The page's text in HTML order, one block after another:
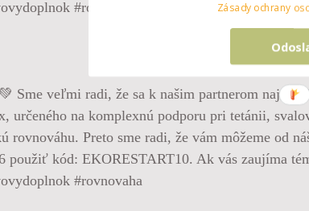
Sme veľmi radi, že sa k našim partnerom
na komplexnú podporu pri tetánii,
rovnováhu. Preto sme radi, že vám môžeme
použiť kód: EKORESTART10. Ak vás zaujíma
#rovnovaha
Zásady ochrany